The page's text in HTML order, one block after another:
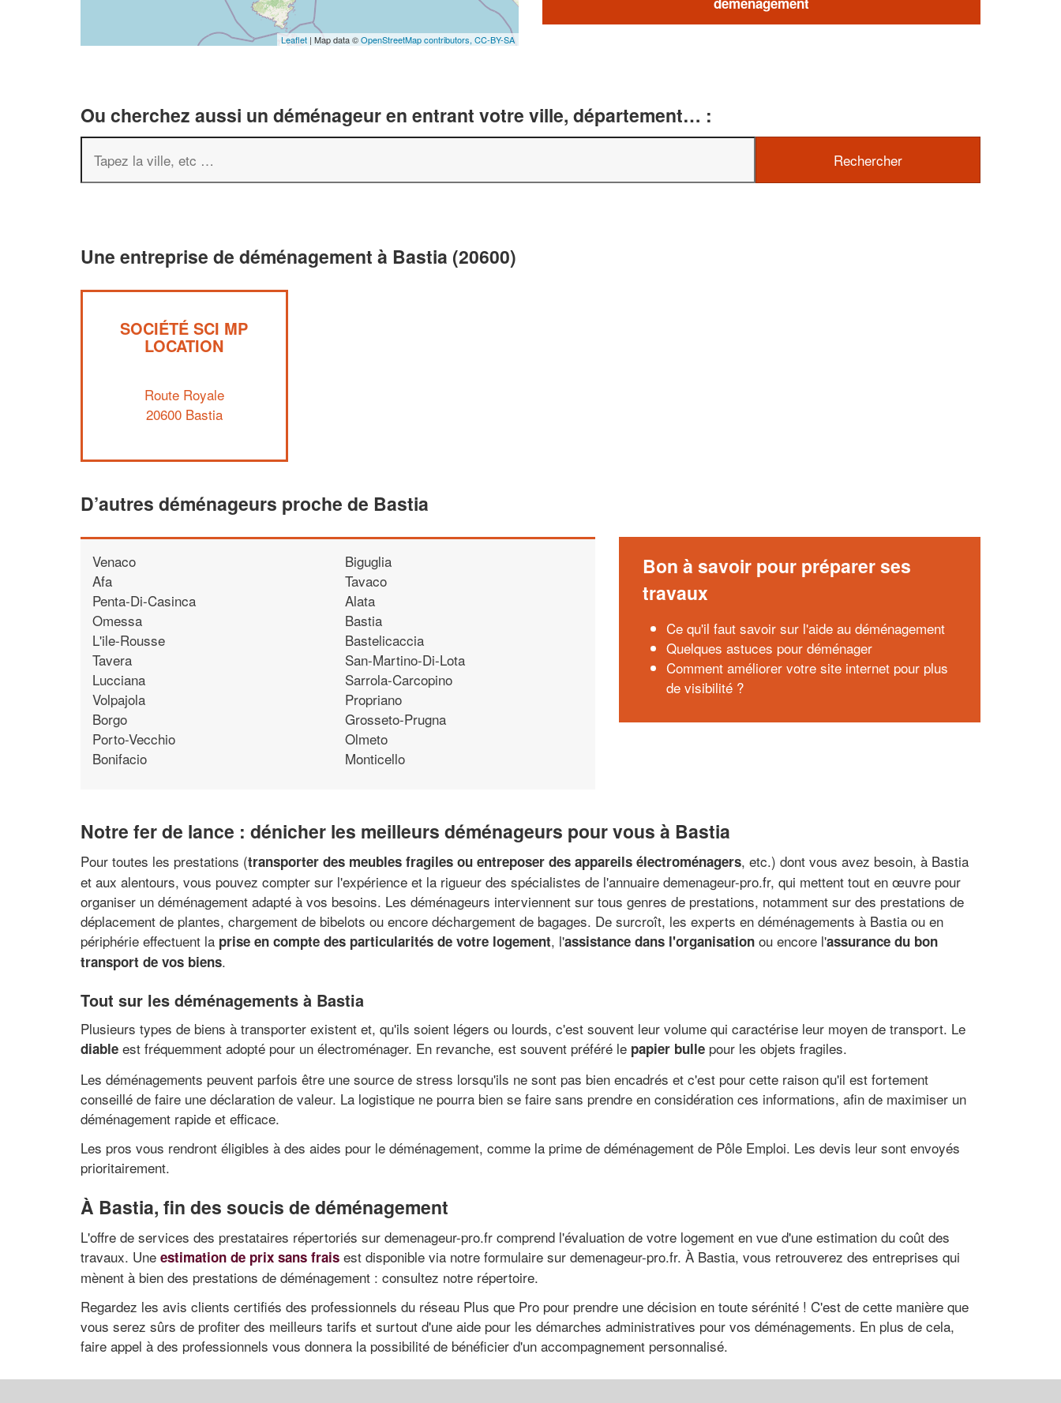
Leaflet | Map data ©OpenStreetMap contributors, CC-BY-SA
Ou cherchez aussi un déménageur en entrant votre ville, département… :
Une entreprise de déménagement à Bastia (20600)
SOCIÉTÉ SCI MP
LOCATION
Route Royale
20600 Bastia
D’autres déménageurs proche de Bastia
Venaco
Afa
Penta-Di-Casinca
Omessa
L'ile-Rousse
Tavera
Lucciana
Volpajola
Borgo
Porto-Vecchio
Bonifacio
Biguglia
Tavaco
Alata
Bastia
Bastelicaccia
San-Martino-Di-Lota
Sarrola-Carcopino
Propriano
Grosseto-Prugna
Olmeto
Monticello
Bon à savoir pour préparer ses
travaux
Ce qu'il faut savoir sur l'aide au déménagement
Quelques astuces pour déménager
Comment améliorer votre site internet pour plus
de visibilité ?
Notre fer de lance : dénicher les meilleurs déménageurs pour vous à Bastia
Pour toutes les prestations (transporter des meubles fragiles ou entreposer des appareils électroménagers, etc.) dont vous avez besoin, à Bastia
et aux alentours, vous pouvez compter sur l'expérience et la rigueur des spécialistes de l'annuaire demenageur-pro.fr, qui mettent tout en œuvre pour
organiser un déménagement adapté à vos besoins. Les déménageurs interviennent sur tous genres de prestations, notamment sur des prestations de
déplacement de plantes, chargement de bibelots ou encore déchargement de bagages. De surcroît, les experts en déménagements à Bastia ou en
périphérie effectuent la prise en compte des particularités de votre logement, l'assistance dans l'organisation ou encore l'assurance du bon
transport de vos biens.
Tout sur les déménagements à Bastia
Plusieurs types de biens à transporter existent et, qu'ils soient légers ou lourds, c'est souvent leur volume qui caractérise leur moyen de transport. Le
diable est fréquemment adopté pour un électroménager. En revanche, est souvent préféré le papier bulle pour les objets fragiles.
Les déménagements peuvent parfois être une source de stress lorsqu'ils ne sont pas bien encadrés et c'est pour cette raison qu'il est fortement
conseillé de faire une déclaration de valeur. La logistique ne pourra bien se faire sans prendre en considération ces informations, afin de maximiser un
déménagement rapide et efficace.
Les pros vous rendront éligibles à des aides pour le déménagement, comme la prime de déménagement de Pôle Emploi. Les devis leur sont envoyés
prioritairement.
À Bastia, fin des soucis de déménagement
L'offre de services des prestataires répertoriés sur demenageur-pro.fr comprend l'évaluation de votre logement en vue d'une estimation du coût des
travaux. Une estimation de prix sans frais est disponible via notre formulaire sur demenageur-pro.fr. À Bastia, vous retrouverez des entreprises qui
mènent à bien des prestations de déménagement : consultez notre répertoire.
Regardez les avis clients certifiés des professionnels du réseau Plus que Pro pour prendre une décision en toute sérénité ! C'est de cette manière que
vous serez sûrs de profiter des meilleurs tarifs et surtout d'une aide pour les démarches administratives pour vos déménagements. En plus de cela,
faire appel à des professionnels vous donnera la possibilité de bénéficier d'un accompagnement personnalisé.
En savoir plus